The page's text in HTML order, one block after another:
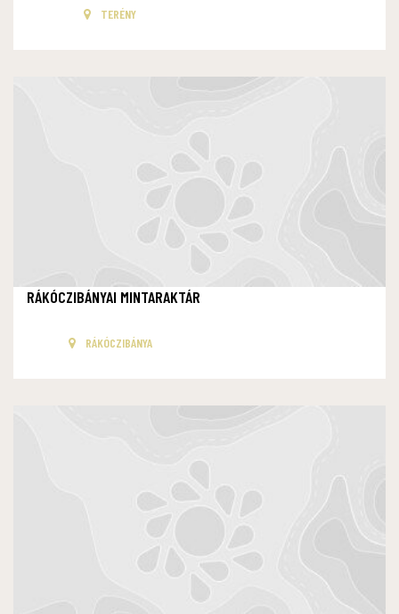
TERÉNY
RÁKÓCZIBÁNYAI MINTARAKTÁR
RÁKÓCZIBÁNYA